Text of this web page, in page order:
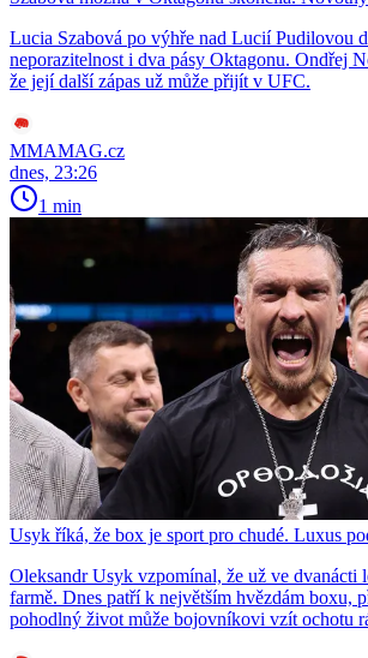
Lucia Szabová po výhře nad Lucií Pudilovou
neporazitelnost i dva pásy Oktagonu. Ondřej
že její další zápas už může přijít v UFC.
MMAMAG.cz
dnes, 23:26
1 min
Usyk říká, že box je sport pro chudé. Luxus
Oleksandr Usyk vzpomínal, že už ve dvanácti
farmě. Dnes patří k největším hvězdám boxu,
pohodlný život může bojovníkovi vzít ochotu